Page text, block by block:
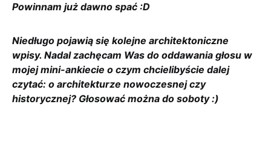
Powinnam już dawno spać :D
Niedługo pojawią się kolejne architektoniczne
wpisy. Nadal zachęcam Was do oddawania głosu w
mojej mini-ankiecie o czym chcielibyście dalej
czytać: o architekturze nowoczesnej czy
historycznej? Głosować można do soboty :)